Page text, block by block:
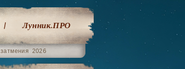
Лунник.ПРО
затмения 2026